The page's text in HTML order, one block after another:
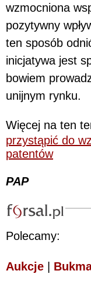
wzmocniona
pozytywny
ten sposób
inicjatywa jest
bowiem
unijnym rynku.
Więcej na ten
przystąpić do
patentów
PAP
Polecamy:
Aukcje |